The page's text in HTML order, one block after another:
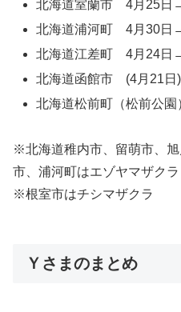
北海道室蘭市 4月25日
北海道浦河町 4月30日
北海道江差町 4月24日
北海道函館市 (4月21日
北海道松前町（松前公
※北海道稚内市、留萌市、
市、浦河町はエゾヤマザクラ
※根室市はチシマザクラ
Ｙさまのまとめ